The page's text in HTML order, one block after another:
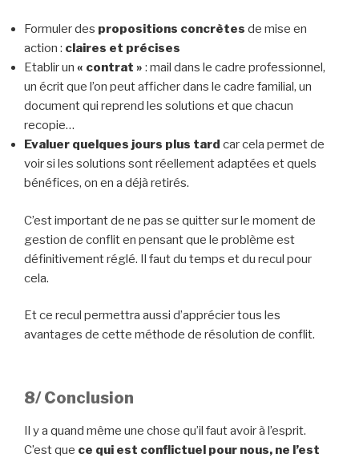
Formuler des propositions concrètes de mise en
action : claires et précises
Etablir un « contrat » : mail dans le cadre professionnel,
un écrit que l’on peut afficher dans le cadre familial, un
document qui reprend les solutions et que chacun
recopie…
Evaluer quelques jours plus tard car cela permet de
voir si les solutions sont réellement adaptées et quels
bénéfices, on en a déjà retirés.
C’est important de ne pas se quitter sur le moment de
gestion de conflit en pensant que le problème est
définitivement réglé. Il faut du temps et du recul pour
cela.
Et ce recul permettra aussi d’apprécier tous les
avantages de cette méthode de résolution de conflit.
8/ Conclusion
Il y a quand même une chose qu’il faut avoir à l’esprit.
C’est que ce qui est conflictuel pour nous, ne l’est